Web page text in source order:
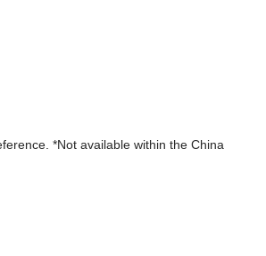
*Not available within the China